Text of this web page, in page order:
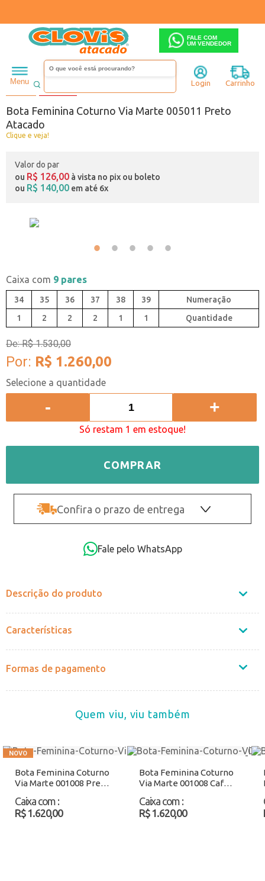
FALE COM
UM VENDEDOR
Menu Login Carrinho
Feminino Bota Coturno
18% OFF
Bota Feminina Coturno Via Marte 005011 Preto
Atacado
Clique e veja!
Valor do par
ou R$ 126,00 à vista no pix ou boleto
ou R$ 140,00 em até 6x
Caixa com 9 pares
34 35 36 37 38
39
1
2 2 2 1 1 Quantidade
De:R$ 1.530,00
Por: R$ 1.260,00
- +
Só restam 1 em estoque!
COMPRAR
Confira o prazo de entrega
Fale pelo WhatsApp
Descrição do produto
Características
Formas de pagamento
Quem viu, viu também
Bota Feminina Coturno
Via Marte 001008 Preto
Caixa com :
R$ 1.620,00
Bota Feminina Coturno
Via Marte 001008 Café
Caixa com :
R$ 1.620,00